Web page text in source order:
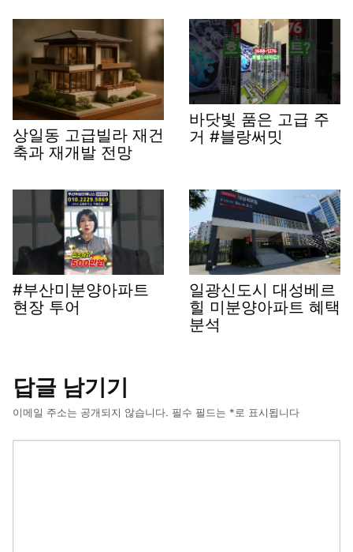
상일동 고급빌라 재건
축과 재개발 전망
바닷빛 품은 고급 주
거 #블랑써밋
#부산미분양아파트
현장 투어
일광신도시 대성베르
힐 미분양아파트 혜택
분석
답글 남기기
이메일 주소는 공개되지 않습니다. 필수 필드는 *로 표시됩니다